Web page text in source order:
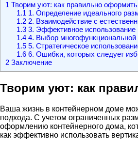
1 Творим уют: как правильно
1.1 1. Определение идеального
1.22. Взаимодействие с
1.33. Эффективное использование
1.44. Выбор многофункциональной
1.55. Стратегическое
1.66. Ошибки, которых следует
2 Заключение
Творим уют: как
Ваша жизнь в контейнерном доме
подхода. С учетом ограниченных
оформлению контейнерного дома,
как эффективно использовать